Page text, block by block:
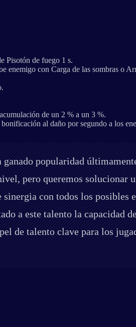
Pisotón de fuego 1 s.
enemigo con Carga de las sombras o
de un 2 % a un 3 %.
al daño por segundo a los
popularidad
pero queremos
con todos los
a este talento la capacidad
de talento clave para los